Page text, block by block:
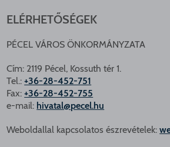
ELÉRHETŐSÉGEK
PÉCEL VÁROS ÖNKORMÁNYZATA
Cím: 2119 Pécel, Kossuth tér 1.
Tel.:+36-28-452-751
Fax:+36-28-452-755
e-mail: hivatal@pecel.hu
Weboldallal kapcsolatos észrevételek: